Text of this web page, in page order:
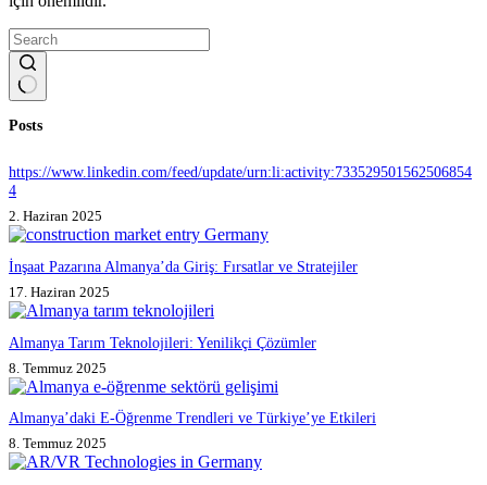
results
Posts
https://www.linkedin.com/feed/update/urn:li:activity:733529501562506854
4
2. Haziran 2025
İnşaat Pazarına Almanya’da Giriş: Fırsatlar ve Stratejiler
17. Haziran 2025
Almanya Tarım Teknolojileri: Yenilikçi Çözümler
8. Temmuz 2025
Almanya’daki E-Öğrenme Trendleri ve Türkiye’ye Etkileri
8. Temmuz 2025